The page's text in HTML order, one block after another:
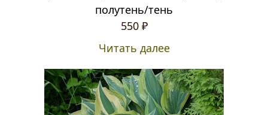
полутень/тень
550 ₽
Читать далее